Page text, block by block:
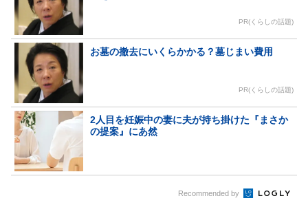
PR(くらしの話題)
お墓の撤去にいくらかかる？墓じまい費用
PR(くらしの話題)
2人目を妊娠中の妻に夫が持ち掛けた『まさか
の提案』にあ然
Recommended by